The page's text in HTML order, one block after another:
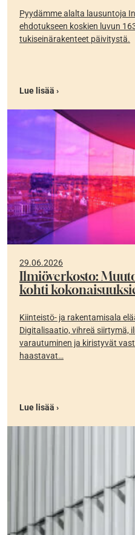
Pyydämme alalta lausuntoja
ehdotukseen koskien luvun
tukiseinärakenteet päivitystä.
Lue lisää ›
29.06.2026
Ilmiöverkosto:
kohti
Kiinteistö- ja rakentamisala
Digitalisaatio, vihreä siirtymä,
varautuminen ja kiristyvät
haastavat…
Lue lisää ›